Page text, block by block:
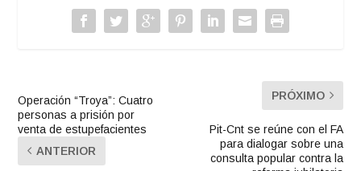
Operación “Troya”: Cuatro
personas a prisión por
venta de estupefacientes
ANTERIOR
PRÓXIMO
Pit-Cnt se reúne con el FA
para dialogar sobre una
consulta popular contra la